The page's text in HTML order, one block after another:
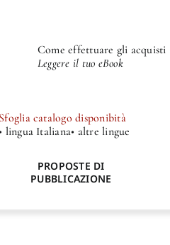
Come effettuare gli acquisti
Leggere il tuo eBook
Sfoglia catalogo disponibità
• lingua Italiana• altre lingue
PROPOSTE DI
PUBBLICAZIONE